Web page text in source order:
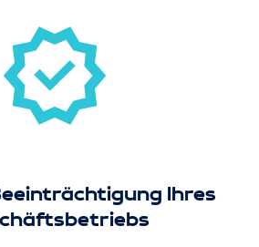
Ihres